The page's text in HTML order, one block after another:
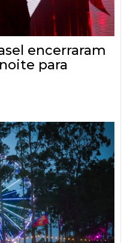
encerraram
para